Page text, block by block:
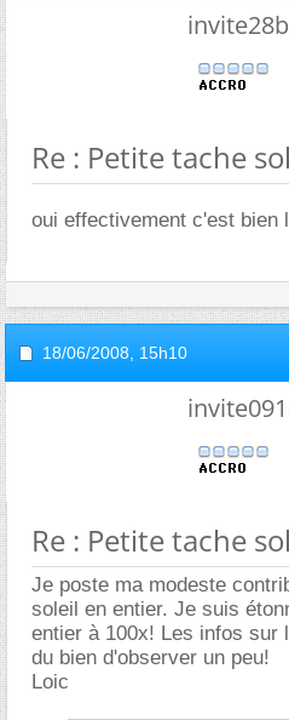
Re : Petite tache
oui effectivement c'est bien
18/06/2008, 15h10
Re : Petite tache
Je poste ma modeste
soleil en entier. Je suis
entier à 100x! Les infos sur
du bien d'observer un peu!
Loic